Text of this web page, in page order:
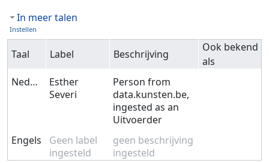
In meer talen
Instellen
Taal Label Beschrijving
Ook bekend
als
Nederlands
Esther
Severi
Person from
data.kunsten.be,
ingested as an
Uitvoerder
Engels
Geen label
ingesteld
geen beschrijving
ingesteld